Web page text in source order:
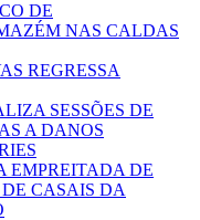
DE
NAS CALDAS
REGRESSA
SESSÕES DE
A DANOS
EMPREITADA DE
CASAIS DA